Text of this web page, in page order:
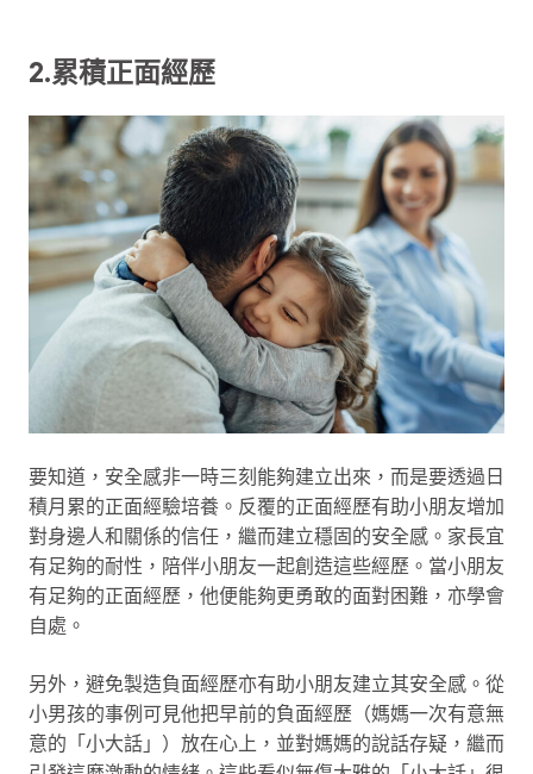
2.累積正面經歷
要知道，安全感非一時三刻能夠建立出來，而是要透過日
積月累的正面經驗培養。反覆的正面經歷有助小朋友增加
對身邊人和關係的信任，繼而建立穩固的安全感。家長宜
有足夠的耐性，陪伴小朋友一起創造這些經歷。當小朋友
有足夠的正面經歷，他便能夠更勇敢的面對困難，亦學會
自處。
另外，避免製造負面經歷亦有助小朋友建立其安全感。從
小男孩的事例可見他把早前的負面經歷（媽媽一次有意無
意的「小大話」）放在心上，並對媽媽的說話存疑，繼而